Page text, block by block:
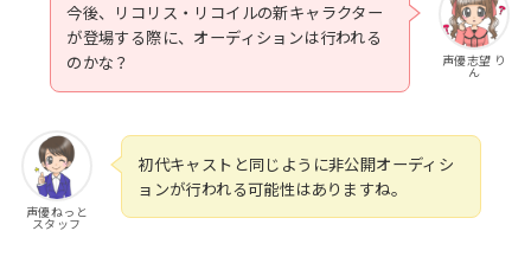
声優志望 り
ん
今後、リコリス・リコイルの新キャラクター
が登場する際に、オーディションは行われる
のかな？
声優ねっと
スタッフ
初代キャストと同じように非公開オーディシ
ョンが行われる可能性はありますね。